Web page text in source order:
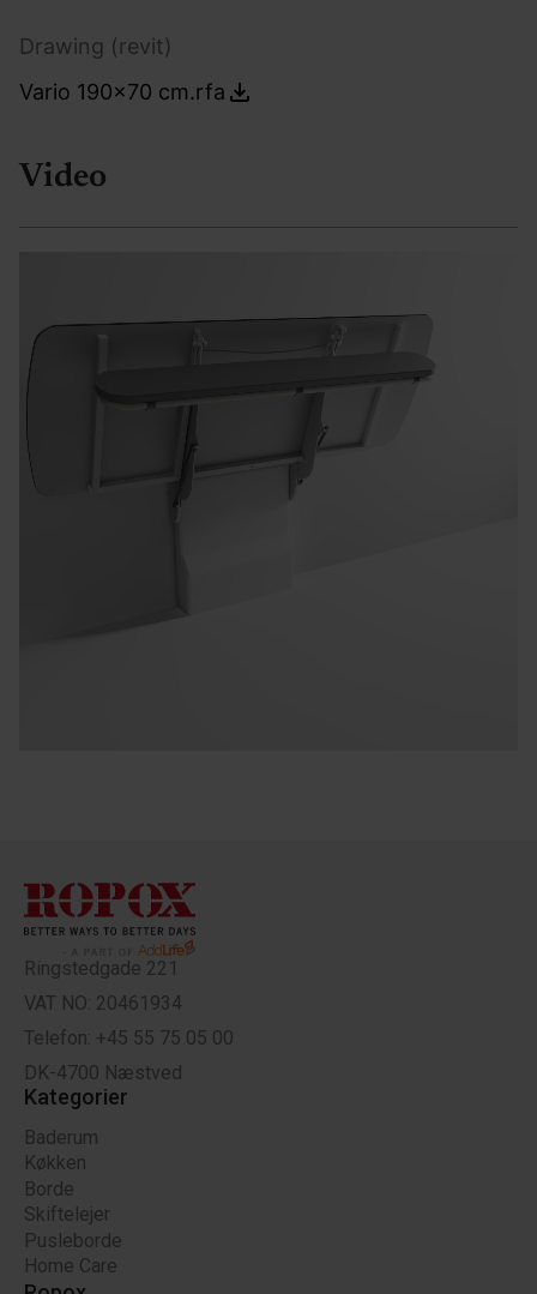
Drawing (revit)
Vario 190x70 cm.rfa
Video
Ringstedgade 221
VAT NO: 20461934
Telefon: +45 55 75 05 00
DK-4700 Næstved
Kategorier
Baderum
Køkken
Borde
Skiftelejer
Pusleborde
Home Care